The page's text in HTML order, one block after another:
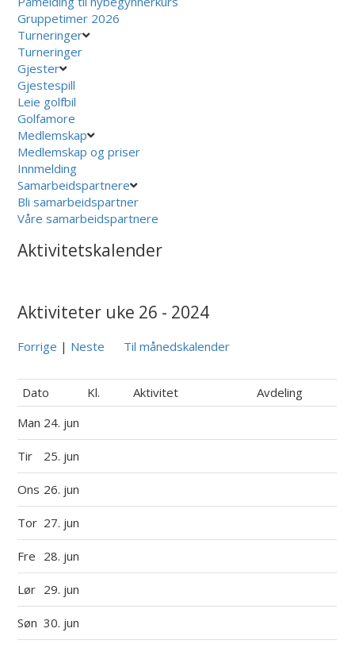
Gruppetimer 2026
Turneringer
Turneringer
Gjester
Gjestespill
Leie golfbil
Golfamore
Medlemskap
Medlemskap og priser
Innmelding
Samarbeidspartnere
Bli samarbeidspartner
Våre samarbeidspartnere
Aktivitetskalender
Aktiviteter uke 26 - 2024
Forrige | Neste Til månedskalender
Dato Kl. Aktivitet
Avdeling
Man 24. jun
Tir 25. jun
Ons 26. jun
Tor 27. jun
Fre 28. jun
Lør 29. jun
Søn 30. jun